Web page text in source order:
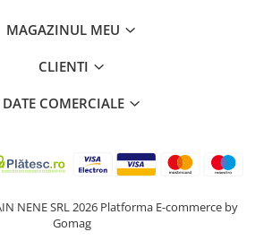
MAGAZINUL MEU
CLIENTI
DATE COMERCIALE
NENE SRL 2026 Platforma E-commerce by
Gomag